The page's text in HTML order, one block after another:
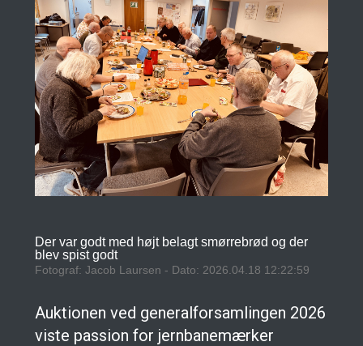
Der var godt med højt belagt smørrebrød og der
blev spist godt
Fotograf: Jacob Laursen - Dato: 2026.04.18 12:22:59
Auktionen ved generalforsamlingen 2026
viste passion for jernbanemærker